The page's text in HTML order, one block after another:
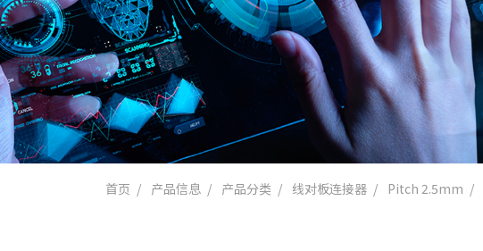
首页 产品信息 产品分类 线对板连接器 Pitch 2.5mm